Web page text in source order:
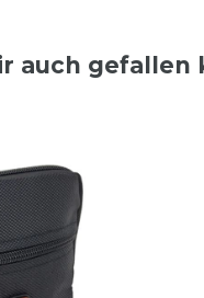
auch gefallen